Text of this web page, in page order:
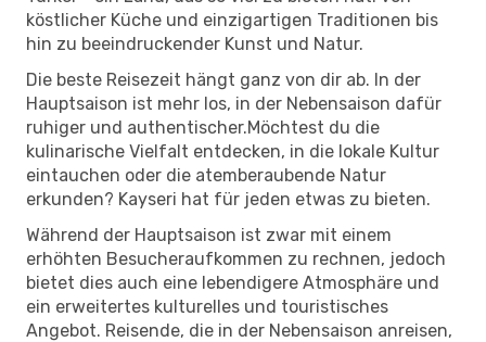
köstlicher Küche und einzigartigen Traditionen bis
hin zu beeindruckender Kunst und Natur.
Die beste Reisezeit hängt ganz von dir ab. In der
Hauptsaison ist mehr los, in der Nebensaison dafür
ruhiger und authentischer.Möchtest du die
kulinarische Vielfalt entdecken, in die lokale Kultur
eintauchen oder die atemberaubende Natur
erkunden? Kayseri hat für jeden etwas zu bieten.
Während der Hauptsaison ist zwar mit einem
erhöhten Besucheraufkommen zu rechnen, jedoch
bietet dies auch eine lebendigere Atmosphäre und
ein erweitertes kulturelles und touristisches
Angebot. Reisende, die in der Nebensaison anreisen,